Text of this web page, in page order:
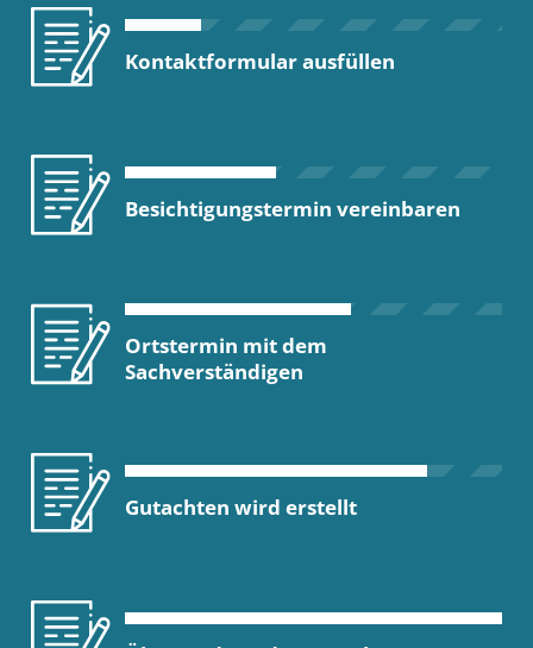
Kontaktformular ausfüllen
Besichtigungstermin vereinbaren
Ortstermin mit dem
Sachverständigen
Gutachten wird erstellt